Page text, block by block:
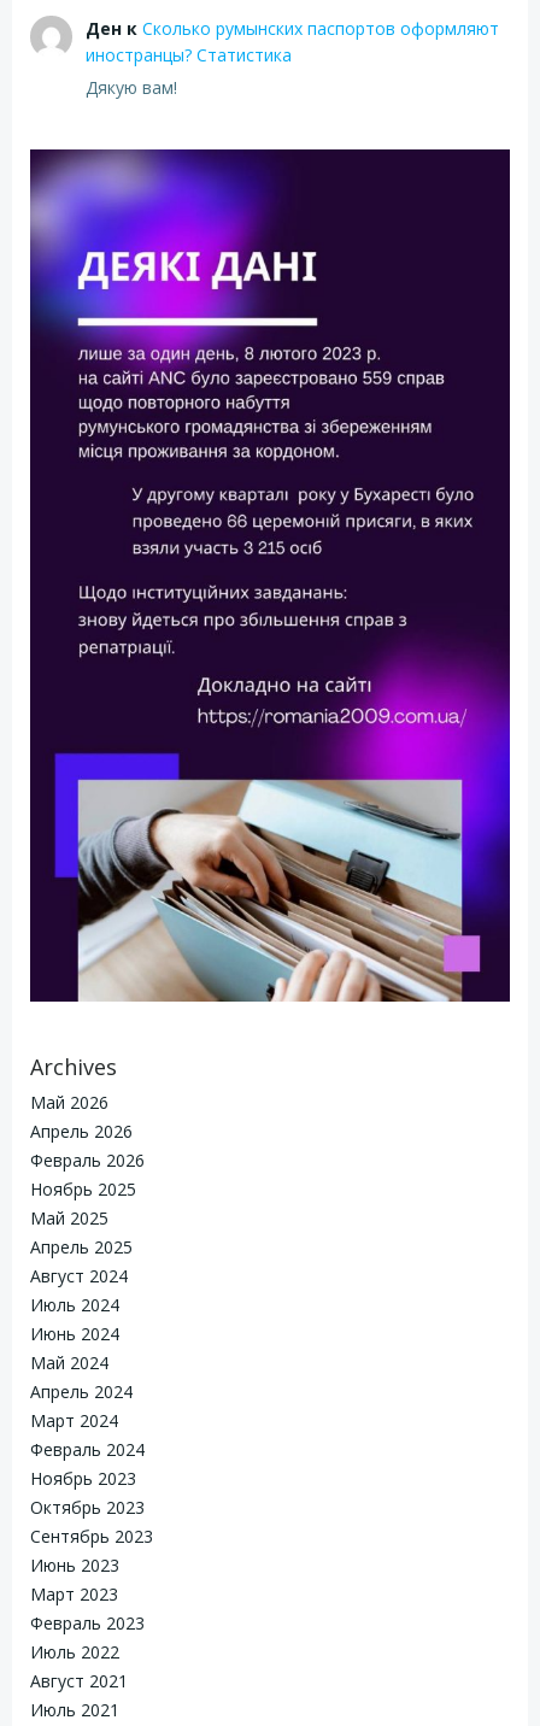
Денк Сколько румынских паспортов оформляют
иностранцы? Статистика
Дякую вам!
Archives
Май 2026
Апрель 2026
Февраль 2026
Ноябрь 2025
Май 2025
Апрель 2025
Август 2024
Июль 2024
Июнь 2024
Май 2024
Апрель 2024
Март 2024
Февраль 2024
Ноябрь 2023
Октябрь 2023
Сентябрь 2023
Июнь 2023
Март 2023
Февраль 2023
Июль 2022
Август 2021
Июль 2021